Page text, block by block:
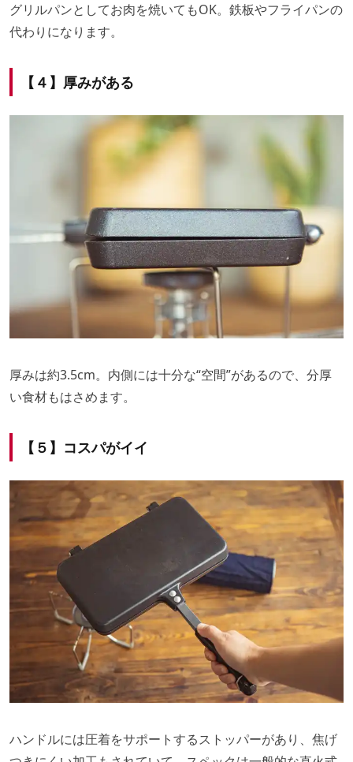
グリルパンとしてお肉を焼いてもOK。鉄板やフライパンの
代わりになります。
【４】厚みがある
厚みは約3.5cm。内側には十分な“空間”があるので、分厚
い食材もはさめます。
【５】コスパがイイ
ハンドルには圧着をサポートするストッパーがあり、焦げ